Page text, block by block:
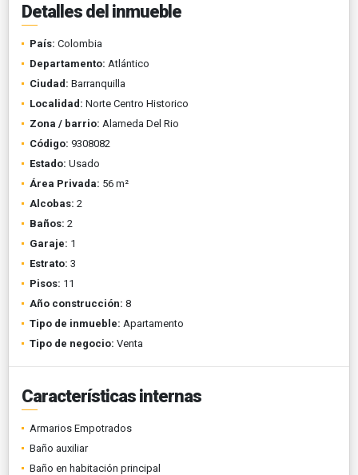
Detalles del inmueble
País: Colombia
Departamento: Atlántico
Ciudad: Barranquilla
Localidad: Norte Centro Historico
Zona / barrio: Alameda Del Rio
Código: 9308082
Estado: Usado
Área Privada: 56 m²
Alcobas: 2
Baños: 2
Garaje: 1
Estrato: 3
Pisos: 11
Año construcción: 8
Tipo de inmueble: Apartamento
Tipo de negocio: Venta
Características internas
Armarios Empotrados
Baño auxiliar
Baño en habitación principal